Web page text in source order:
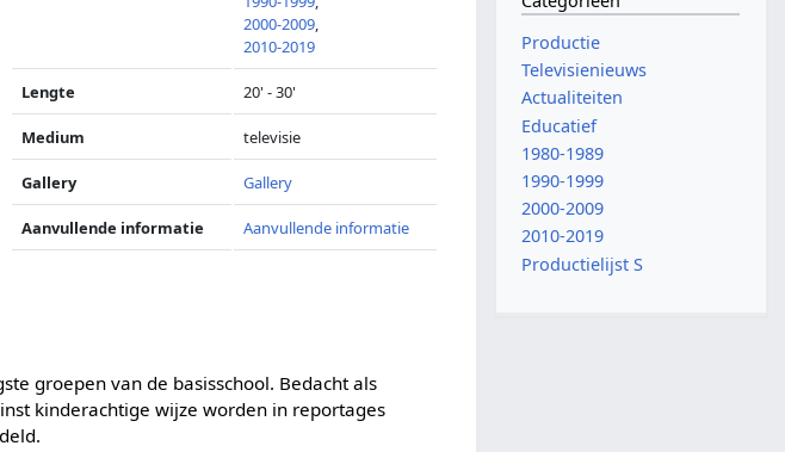
2000-2009,
2010-2019
Lengte 20' - 30'
Medium televisie
Gallery Gallery
Aanvullende informatie Aanvullende informatie
groepen van de basisschool. Bedacht als
kinderachtige wijze worden in reportages
Productie
Televisienieuws
Actualiteiten
Educatief
1980-1989
1990-1999
2000-2009
2010-2019
Productielijst S